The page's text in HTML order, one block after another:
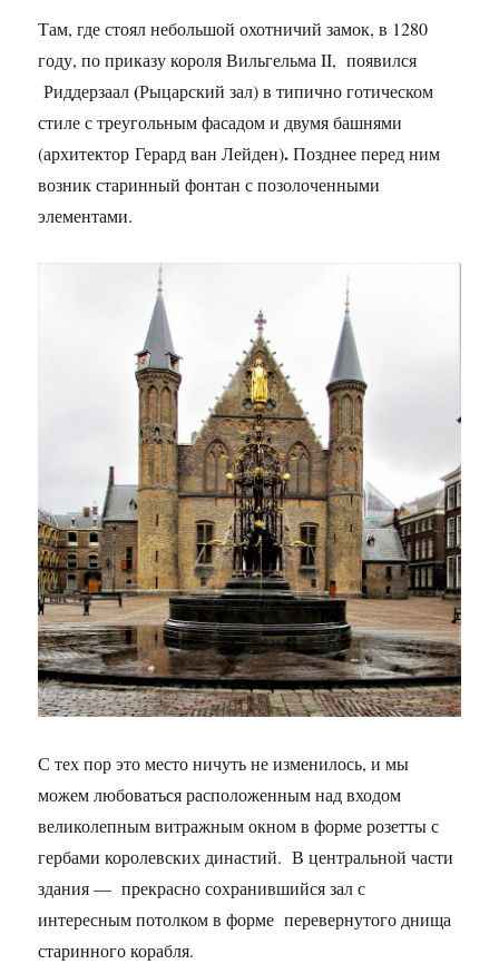
Там, где стоял небольшой охотничий замок, в 1280
году, по приказу короля Вильгельма II, появился
Риддерзаал(Рыцарский зал) в типично готическом
стиле с треугольным фасадом и двумя башнями
(архитектор Герард ван Лейден).Позднее перед ним
возник старинный фонтан с позолоченными
элементами.
С тех пор это место ничуть не изменилось, и мы
можем любоваться расположенным над входом
великолепным витражным окном в форме розетты с
гербами королевских династий. В центральной части
здания — прекрасно сохранившийся зал с
интересным потолком в форме перевернутого днища
старинного корабля.